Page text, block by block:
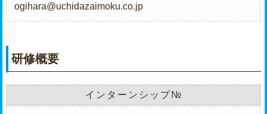
ogihara@uchidazaimoku.co.jp
研修概要
インターンシップ№